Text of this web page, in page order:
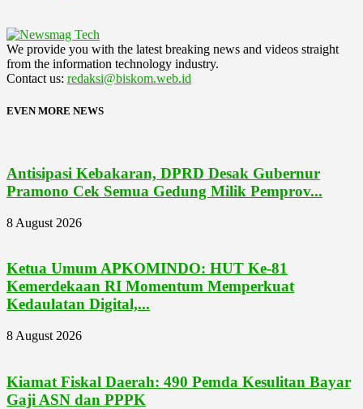
We provide you with the latest breaking news and videos straight
from the information technology industry.
Contact us: redaksi@biskom.web.id
EVEN MORE NEWS
Antisipasi Kebakaran, DPRD Desak Gubernur
Pramono Cek Semua Gedung Milik Pemprov...
8 August 2026
Ketua Umum APKOMINDO: HUT Ke-81
Kemerdekaan RI Momentum Memperkuat
Kedaulatan Digital,...
8 August 2026
Kiamat Fiskal Daerah: 490 Pemda Kesulitan Bayar
Gaji ASN dan PPPK